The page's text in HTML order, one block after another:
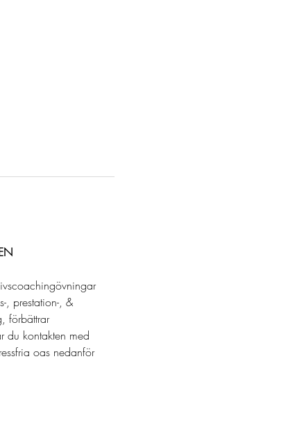
, prestation-, &
förbättrar
du kontakten med
oas nedanför